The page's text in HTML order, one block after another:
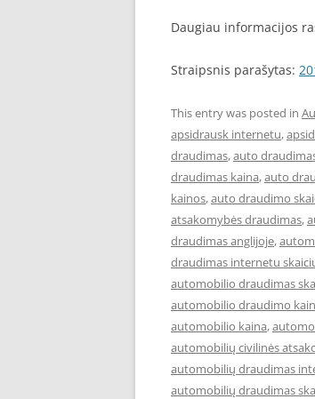
Daugiau informacijos
Straipsnis parašytas:
This entry was posted in
apsidrausk internetu,
draudimas,auto
draudimas kaina,auto
kainos,auto draudimo
atsakomybės draudimas,
draudimas anglijoje,
draudimas internetu
automobilio draudimas
automobilio draudimo
automobilio kaina,
automobilių civilinės
automobilių draudimas
automobilių draudimas